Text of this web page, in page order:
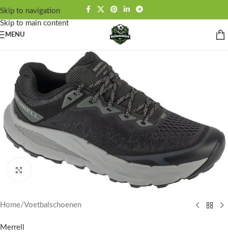
Skip to navigation
Skip to main content
MENU
Click to enlarge
Home/Voetbalschoenen
Merrell